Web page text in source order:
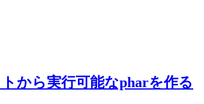
から実行可能なpharを作る